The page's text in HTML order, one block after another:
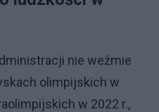
nie weźmie
olimpijskich w
w 2022 r.,